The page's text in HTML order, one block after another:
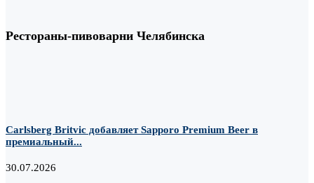
Рестораны-пивоварни Челябинска
Carlsberg Britvic добавляет Sapporo Premium Beer в
премиальный...
30.07.2026